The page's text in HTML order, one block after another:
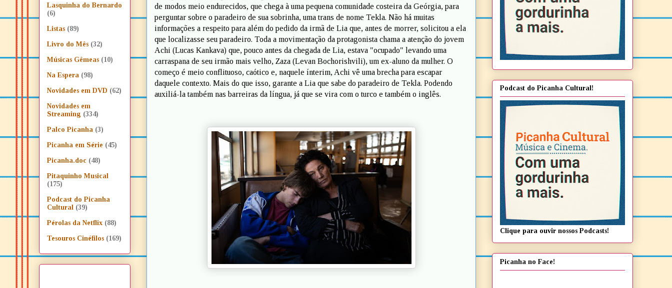
de modos meio endurecidos, que chega à uma pequena comunidade costeira da Geórgia, para
perguntar sobre o paradeiro de sua sobrinha, uma trans de nome Tekla. Não há muitas
informações a respeito para além do pedido da irmã de Lia que, antes de morrer, solicitou a ela
que localizasse seu paradeiro. Toda a movimentação da protagonista chama a atenção do jovem
Achi (Lucas Kankava) que, pouco antes da chegada de Lia, estava "ocupado" levando uma
carraspana de seu irmão mais velho, Zaza (Levan Bochorishvili), um ex-aluno da mulher. O
começo é meio conflituoso, caótico e, naquele ínterim, Achi vê uma brecha para escapar
daquele contexto. Mais do que isso, garante a Lia que sabe do paradeiro de Tekla. Podendo
auxiliá-la também nas barreiras da língua, já que se vira com o turco e também o inglês.
Lasquinha do Bernardo
(6)
Listas (89)
Livro do Mês (32)
Músicas Gêmeas (10)
Na Espera (98)
Novidades em DVD (62)
Novidades em
Streaming (334)
Palco Picanha (3)
Picanha em Série (45)
Picanha.doc (48)
Pitaquinho Musical
(175)
Podcast do Picanha
Cultural (39)
Pérolas da Netflix (88)
Tesouros Cinéfilos (169)
Podcast do Picanha Cultural!
Clique para ouvir nossos Podcasts!
Picanha no Face!